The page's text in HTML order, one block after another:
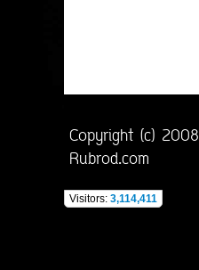
Copyright (c) 2008
Rubrod.com
Visitors: 3,114,411